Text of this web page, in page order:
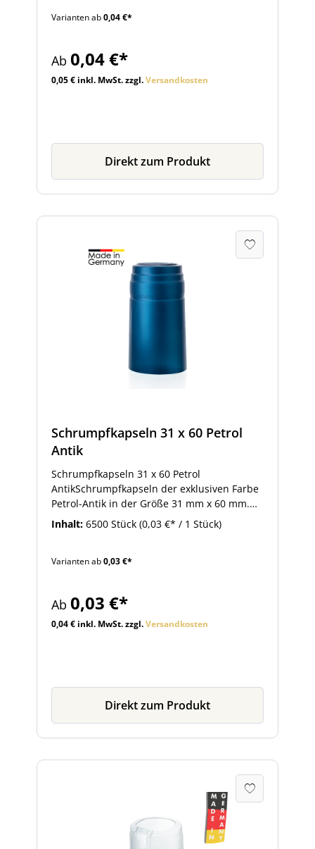
Varianten ab0,04 €*
Ab 0,04 €*
0,05 € inkl. MwSt. zzgl.Versandkosten
Direkt zum Produkt
Schrumpfkapseln 31 x 60 Petrol
Antik
Schrumpfkapseln 31 x 60 Petrol
AntikSchrumpfkapseln der exklusiven Farbe
Petrol-Antik in der Größe 31 mm x 60 mm.
Anschrumpfkaseln dieser Größe sind
passend für Flaschen mit 19 bis 19,5 mm
MCA-Schraubmündung. So bringen Sie
auflegen. Anschließend erhitzen Sie die
Kapsel mit Hilfe eines starken Heißluftföns
Inhalt: 6500 Stück (0,03 €* / 1 Stück)
Varianten ab0,03 €*
Ab 0,03 €*
0,04 € inkl. MwSt. zzgl.Versandkosten
Direkt zum Produkt